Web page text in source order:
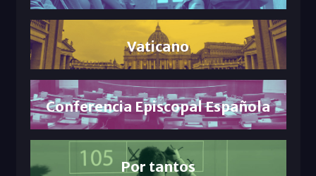
Vaticano
Conferencia Episcopal Española
Por tantos